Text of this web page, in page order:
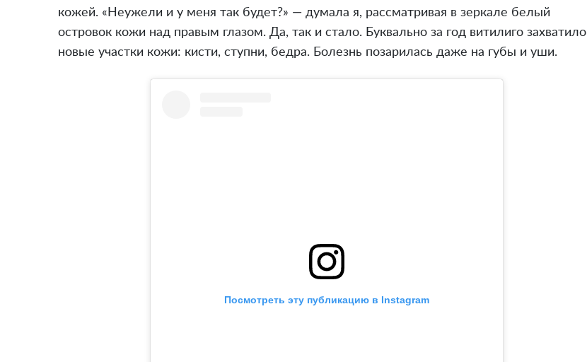
кожей. «Неужели и у меня так будет?» — думала я, рассматривая в зеркале белый
островок кожи над правым глазом. Да, так и стало. Буквально за год витилиго захватило
новые участки кожи: кисти, ступни, бедра. Болезнь позарилась даже на губы и уши.
Посмотреть эту публикацию в Instagram